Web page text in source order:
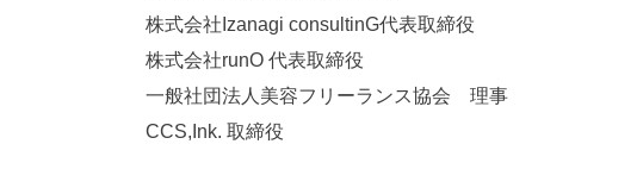
株式会社Izanagi consultinG代表取締役
株式会社runO 代表取締役
一般社団法人美容フリーランス協会 理事
CCS,Ink. 取締役